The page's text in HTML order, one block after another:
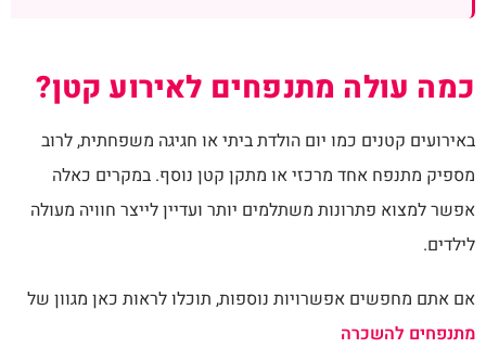
כמה עולה מתנפחים לאירוע קטן?
באירועים קטנים כמו יום הולדת ביתי או חגיגה משפחתית, לרוב
מספיק מתנפח אחד מרכזי או מתקן קטן נוסף. במקרים כאלה
אפשר למצוא פתרונות משתלמים יותר ועדיין לייצר חוויה מעולה
לילדים.
אם אתם מחפשים אפשרויות נוספות, תוכלו לראות כאן מגוון של
מתנפחים להשכרה